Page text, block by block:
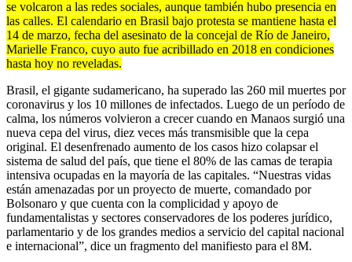
se volcaron a las redes sociales, aunque también hubo presencia en
las calles. El calendario en Brasil bajo protesta se mantiene hasta el
14 de marzo, fecha del asesinato de la concejal de Río de Janeiro,
Marielle Franco, cuyo auto fue acribillado en 2018 en condiciones
hasta hoy no reveladas.
Brasil, el gigante sudamericano, ha superado las 260 mil muertes por
coronavirus y los 10 millones de infectados. Luego de un período de
calma, los números volvieron a crecer cuando en Manaos surgió una
nueva cepa del virus, diez veces más transmisible que la cepa
original. El desenfrenado aumento de los casos hizo colapsar el
sistema de salud del país, que tiene el 80% de las camas de terapia
intensiva ocupadas en la mayoría de las capitales. “Nuestras vidas
están amenazadas por un proyecto de muerte, comandado por
Bolsonaro y que cuenta con la complicidad y apoyo de
fundamentalistas y sectores conservadores de los poderes jurídico,
parlamentario y de los grandes medios a servicio del capital nacional
e internacional”, dice un fragmento del manifiesto para el 8M.